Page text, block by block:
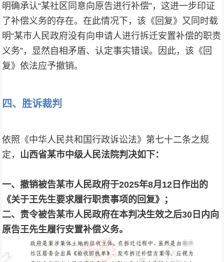
明确承认“某社区同意向原告进行补偿”，这进一步印证
了补偿义务的存在。在此情况下，该《回复》又同时载
明“某市人民政府没有向申请人进行拆迁安置补偿的职责
义务”，显然自相矛盾、认定事实错误。因此，该《回
复》依法应予撤销。
四、胜诉裁判
依照《中华人民共和国行政诉讼法》第七十二条之规
定， 山西省某市中级人民法院判决如下：
一、撤销被告某市人民政府于2025年8月12日作出的
《关于王先生要求履行职责事项的回复》；
二、责令被告某市人民政府在本判决生效之后30日内向
原告王先生履行安置补偿义务。